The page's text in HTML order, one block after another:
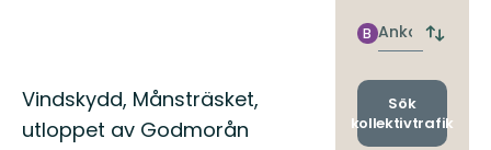
Beskrivning
Vindskydd, Månsträsket,
utloppet av Godmorån
Ankomst
B
Byt
och
Sök
kollektivtrafik